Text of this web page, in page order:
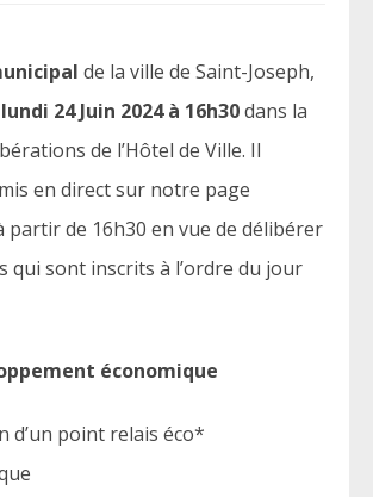
de la ville de Saint-Joseph,
lundi 24 Juin 2024 à 16h30dans la
de l’Hôtel de Ville. Il
en direct sur notre page
partir de 16h30 en vue de délibérer
qui sont inscrits à l’ordre du jour
économique
d’un point relais éco*